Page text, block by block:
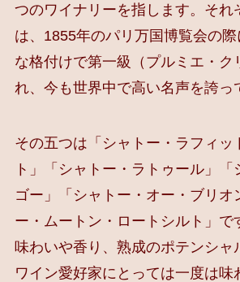
つのワイナリーを指します。それ
は、1855年のパリ万国博覧会の
な格付けで第一級（プルミエ・ク
れ、今も世界中で高い名声を誇っ
その五つは「シャトー・ラフィッ
ト」「シャトー・ラトゥール」「
ゴー」「シャトー・オー・ブリオ
ー・ムートン・ロートシルト」で
味わいや香り、熟成のポテンシャ
ワイン愛好家にとっては一度は味